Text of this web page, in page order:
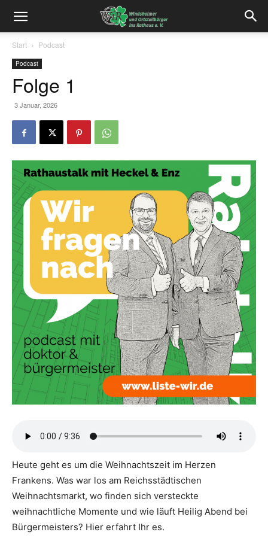
Start Podcast
Podcast
Folge 1
3 Januar, 2026
Heute geht es um die Weihnachtszeit im Herzen
Frankens. Was war los am Reichsstädtischen
Weihnachtsmarkt, wo finden sich versteckte
weihnachtliche Momente und wie läuft Heilig Abend bei
Bürgermeisters? Hier erfahrt Ihr es.